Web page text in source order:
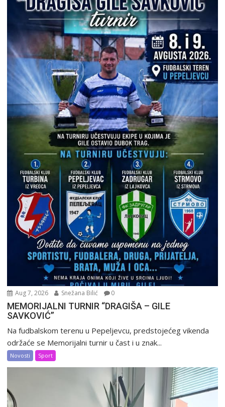
Aug 7, 2026 Snežana Bilić 0
MEMORIJALNI TURNIR “DRAGIŠA – GILE
SAVKOVIĆ”
Na fudbalskom terenu u Pepeljevcu, predstojećeg vikenda
održaće se Memorijalni turnir u čast i u znak...
Novosti Sport